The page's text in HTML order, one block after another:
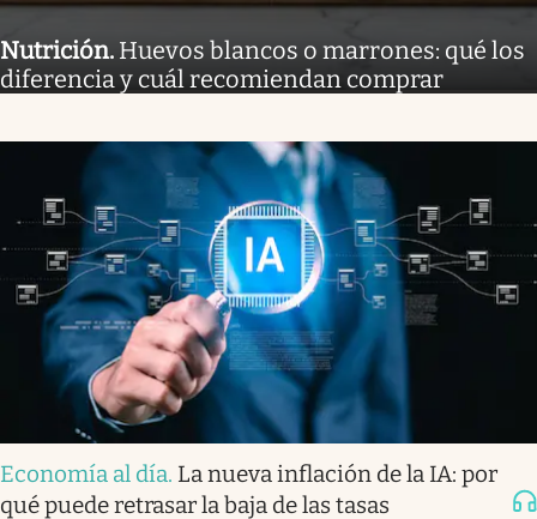
Nutrición. Huevos blancos o marrones: qué los
diferencia y cuál recomiendan comprar
Economía al día. La nueva inflación de la IA: por
qué puede retrasar la baja de las tasas